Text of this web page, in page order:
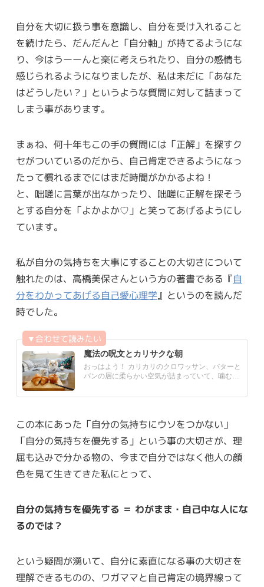
自分を大切に扱う事を意識し、自分を受け入れること
を続けたら、だんだんと「自分軸」が持てるようにな
り、今はうーーんと楽に考えられたり、自分の感情も
感じられるようになりましたが、私は未だに「あなた
はどうしたい？」というような質問に対して詰まって
しまう事があります。
まぁね、何十年もこの手の質問には「正解」を探すク
セがついているのだから、自己肯定できるようになっ
たって慣れるまでにはまだ時間がかかるよね！
と、咄嗟に言葉が出なかったり、咄嗟に正解を探そう
とする自分を「よかよか♡」と笑ってあげるようにし
ています。
私が自分の気持ちを大事にすることの大切さについて
触れたのは、高橋美保さんという方の著書である『自
分をわかってあげる自己愛心理学』というのを読んだ
時でした。
魔法の呪文とカリサクな朝
おっはよう！ カリカリのクロワッサン、バターと
パンの層に柔らかい空気が詰まっていて、噛むと
この本にあった「自分の気持ちにウソをつかない」
「自分の気持ちを優先する」という事の大切さが、理
屈も込みで分かる物の、今まで自分ではなく他人の顔
色を見て生きてきた私にとって、
自分の気持ちを優先する ＝ わがまま・自己中な人にな
るのでは？
という疑問が湧いて、自分に素直になる事の大切さを
理解できるものの、ワガママと自己肯定の境界線って